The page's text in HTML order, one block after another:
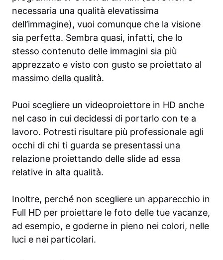
necessaria una qualità elevatissima
dell’immagine), vuoi comunque che la visione
sia perfetta. Sembra quasi, infatti, che lo
stesso contenuto delle immagini sia più
apprezzato e visto con gusto se proiettato al
massimo della qualità.
Puoi scegliere un videoproiettore in HD anche
nel caso in cui decidessi di portarlo con te a
lavoro. Potresti risultare più professionale agli
occhi di chi ti guarda se presentassi una
relazione proiettando delle slide ad essa
relative in alta qualità.
Inoltre, perché non scegliere un apparecchio in
Full HD per proiettare le foto delle tue vacanze,
ad esempio, e goderne in pieno nei colori, nelle
luci e nei particolari.